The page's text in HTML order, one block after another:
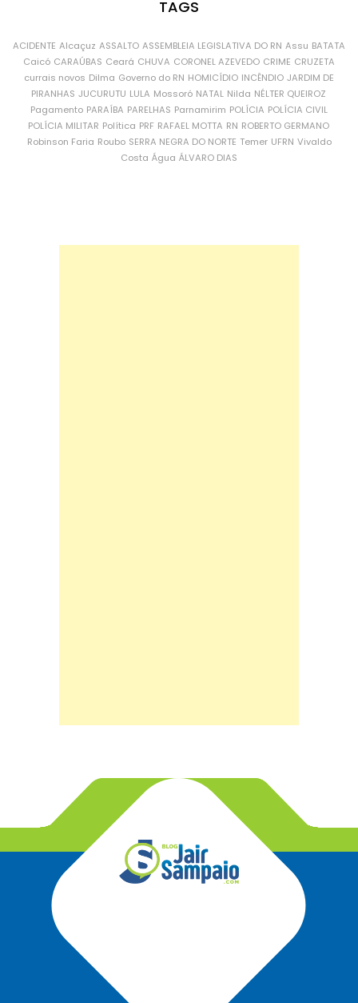
TAGS
ACIDENTE Alcaçuz ASSALTO ASSEMBLEIA LEGISLATIVA DO RN Assu BATATA
Caicó CARAÚBAS Ceará CHUVA CORONEL AZEVEDO CRIME CRUZETA
currais novos Dilma Governo do RN HOMICÍDIO INCÊNDIO JARDIM DE
PIRANHAS JUCURUTU LULA Mossoró NATAL Nilda NÉLTER QUEIROZ
Pagamento PARAÍBA PARELHAS Parnamirim POLÍCIA POLÍCIA CIVIL
POLÍCIA MILITAR Política PRF RAFAEL MOTTA RN ROBERTO GERMANO
Robinson Faria Roubo SERRA NEGRA DO NORTE Temer UFRN Vivaldo
Costa Água ÁLVARO DIAS